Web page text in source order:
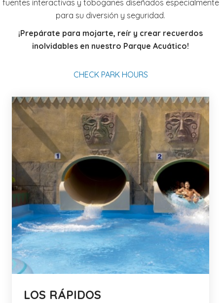
fuentes interactivas y toboganes diseñados especialmente
para su diversión y seguridad.
¡Prepárate para mojarte, reír y crear recuerdos
inolvidables en nuestro Parque Acuático!
CHECK PARK HOURS
LOS RÁPIDOS